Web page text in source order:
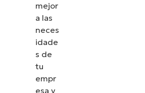
mejor
a las
neces
idade
s de
tu
empr
esa y